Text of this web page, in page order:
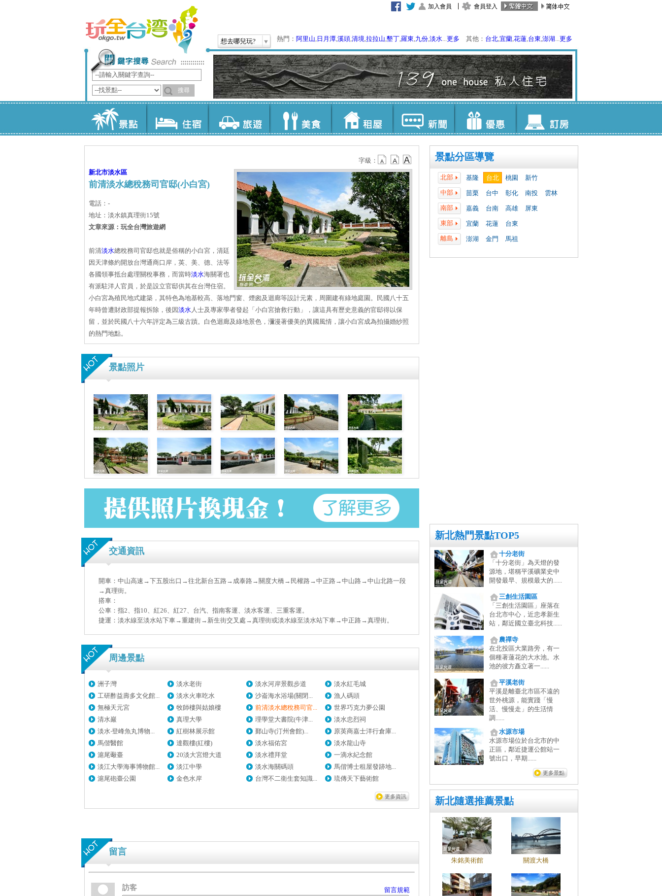
加入會員 會員登入
想去哪兒玩? 熱門： 阿里山, 日月潭,溪頭,清境,拉拉山,墾丁,羅東,九份,淡水...更多 其他： 台北,宜蘭,花蓮,台東,澎湖...更多
景點分區導覽
北部 基隆 台北 桃園
新竹
中部
苗栗 台中 彰化 南投
雲林
南部
嘉義 台南 高雄
屏東
東部
宜蘭 花蓮
台東
離島
澎湖 金門 馬祖
新北熱門景點TOP5
十分老街
「十分老街」為天燈的發
源地，堪稱平溪礦業史中
開發最早、規模最大的......
三創生活園區
「三創生活園區」座落在
台北市中心，近忠孝新生
站，鄰近國立臺北科技......
農禪寺
在北投區大業路旁，有一
個種著蓮花的大水池。水
池的彼方矗立著一......
平溪老街
平溪是離臺北市區不遠的
世外桃源，能實踐「慢
活、慢慢走」的生活情
調......
水源市場
水源市場位於台北市的中
正區，鄰近捷運公館站一
號出口，早期......
更多景點
新北隨選推薦景點
朱銘美術館 關渡大橋
字級：
新北市淡水區
前清淡水總稅務司官邸(小白宮)
電話：-
地址：淡水鎮真理街15號
文章來源：玩全台灣旅遊網
前清淡水總稅務司官邸也就是俗稱的小白宮，清廷
因天津條約開放台灣通商口岸，英、美、德、法等
各國領事抵台處理關稅事務，而當時淡水海關署也
有派駐洋人官員，於是設立官邸供其在台灣住宿。
小白宮為殖民地式建築，其特色為地基較高、落地門窗、煙囪及迴廊等設計元素，周圍建有綠地庭園。民國八十五
年時曾遭財政部提報拆除，後因淡水人士及專家學者發起「小白宮搶救行動」，讓這具有歷史意義的官邸得以保
留，並於民國八十六年評定為三級古蹟。白色迴廊及綠地景色，瀰漫著優美的異國風情，讓小白宮成為拍攝婚紗照
的熱門地點。
景點照片
交通資訊
開車：中山高速→下五股出口→往北新台五路→成泰路→關度大橋→民權路→中正路→中山路→中山北路一段
→真理街。
搭車：
公車：指2、指10、紅26、紅27、台汽、指南客運、淡水客運、三重客運。
捷運：淡水線至淡水站下車→重建街→新生街交叉處→真理街或淡水線至淡水站下車→中正路→真理街。
周邊景點
洲子灣 淡水老街 淡水河岸景觀步道
淡水紅毛城
工研酢益壽多文化館...
淡水火車吃水 沙崙海水浴場(關閉...
漁人碼頭
無極天元宮
牧師樓與姑娘樓 前清淡水總稅務司官...
世界巧克力夢公園
清水巖
真理大學 理學堂大書院(牛津...
淡水忠烈祠
淡水‧登峰魚丸博物...
紅樹林展示館 鄞山寺(汀州會館)...
原英商嘉士洋行倉庫...
馬偕醫館
達觀樓(紅樓) 淡水福佑宮
淡水龍山寺
滬尾礮臺
20淡大宮燈大道 淡水禮拜堂
一滴水紀念館
淡江大學海事博物館...
淡江中學 淡水海關碼頭
馬偕博士租屋發跡地...
滬尾砲臺公園
金色水岸 台灣不二衛生套知識... 琉傳天下藝術館
更多資訊
留言
訪客 留言規範